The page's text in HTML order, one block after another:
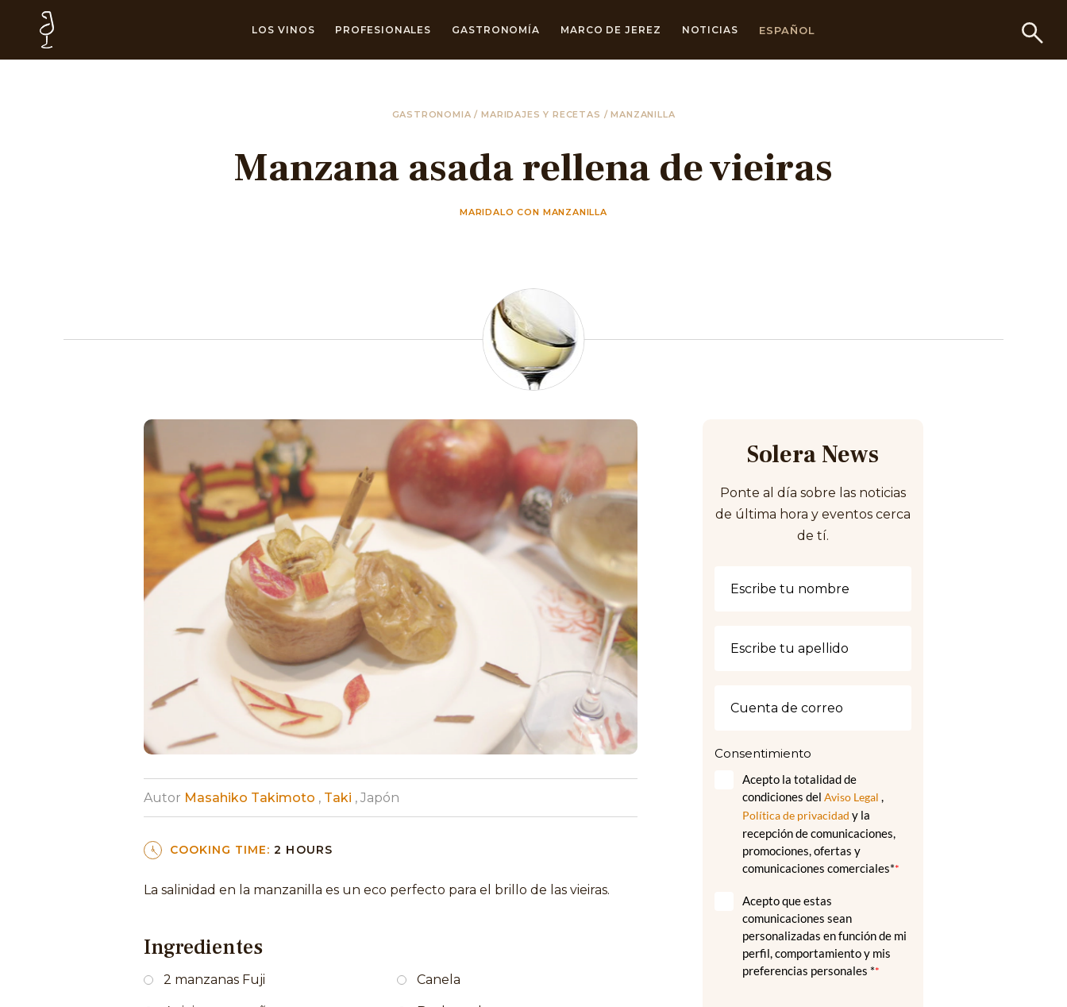
LOS VINOS PROFESIONALES GASTRONOMÍA MARCO DE JEREZ NOTICIAS ESPAÑOL
GASTRONOMIA/MARIDAJES Y RECETAS /MANZANILLA
Manzana asada rellena de vieiras
MARIDALO CON MANZANILLA
Autor Masahiko Takimoto , Taki , Japón
COOKING TIME:2 HOURS
La salinidad en la manzanilla es un eco perfecto para el brillo de las vieiras.
Ingredientes
2 manzanas Fuji Canela
Solera News
Ponte al día sobre las noticias
de última hora y eventos cerca
de tí.
Consentimiento
Acepto la totalidad de
condiciones delAviso Legal ,
Política de privacidad y la
recepción de comunicaciones,
promociones, ofertas y
comunicaciones comerciales**
Acepto que estas
comunicaciones sean
personalizadas en función de mi
perfil, comportamiento y mis
preferencias personales **